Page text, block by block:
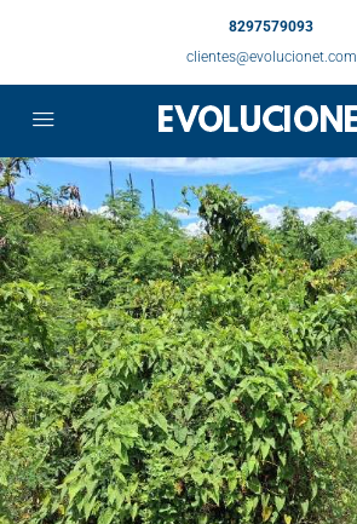
8297579093
clientes@evolucionet.com